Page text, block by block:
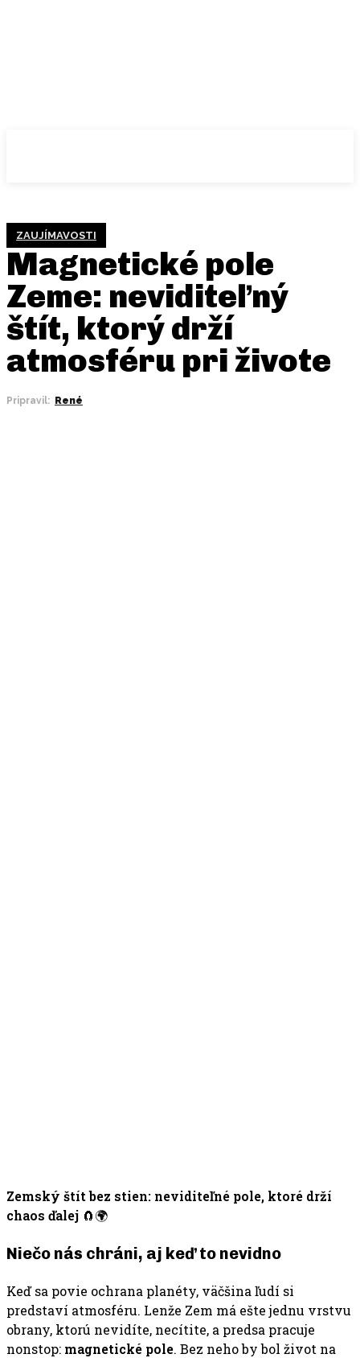
ZAUJÍMAVOSTI
Magnetické pole
Zeme: neviditeľný
štít, ktorý drží
atmosféru pri živote
Pripravil: René
Zemský štít bez stien: neviditeľné pole, ktoré drží
chaos ďalej 🧲🌍
Niečo nás chráni, aj keď to nevidno
Keď sa povie ochrana planéty, väčšina ľudí si
predstaví atmosféru. Lenže Zem má ešte jednu vrstvu
obrany, ktorú nevidíte, necítite, a predsa pracuje
nonstop: magnetické pole. Bez neho by bol život na